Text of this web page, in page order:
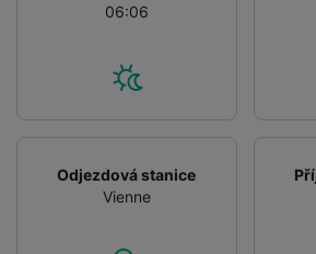
06:06
Odjezdová stanice
Vienne